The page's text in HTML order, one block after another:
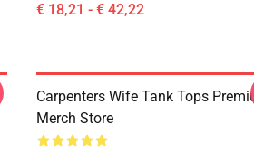
€ 18,21 - € 42,22
Carpenters Wife Tank Tops
Merch Store